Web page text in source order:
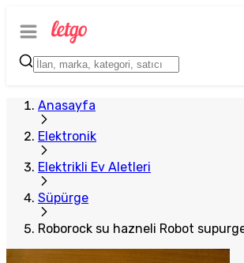
Anasayfa
Elektronik
Elektrikli Ev Aletleri
Süpürge
Roborock su hazneli Robot
Plus Satıcı